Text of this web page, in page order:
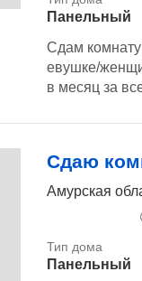
Панельный
Сдам комнату
евушке/
в месяц за
Сдаю
Амурская
Панельный